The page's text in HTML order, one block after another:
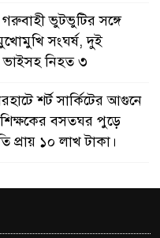
ভুটভুটির সঙ্গে
সংঘর্ষ, দুই
নিহত ৩
শর্ট সার্কিটের আগুনে
শিক্ষকের বসতঘর পুড়ে
প্রায় ১০ লাখ টাকা।